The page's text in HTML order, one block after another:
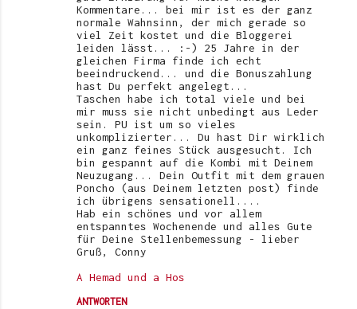
Kommentare... bei mir ist es der ganz
normale Wahnsinn, der mich gerade so
viel Zeit kostet und die Bloggerei
leiden lässt... :-) 25 Jahre in der
gleichen Firma finde ich echt
beeindruckend... und die Bonuszahlung
hast Du perfekt angelegt...
Taschen habe ich total viele und bei
mir muss sie nicht unbedingt aus Leder
sein. PU ist um so vieles
unkomplizierter... Du hast Dir wirklich
ein ganz feines Stück ausgesucht. Ich
bin gespannt auf die Kombi mit Deinem
Neuzugang... Dein Outfit mit dem grauen
Poncho (aus Deinem letzten post) finde
ich übrigens sensationell....
Hab ein schönes und vor allem
entspanntes Wochenende und alles Gute
für Deine Stellenbemessung - lieber
Gruß, Conny
A Hemad und a Hos
ANTWORTEN